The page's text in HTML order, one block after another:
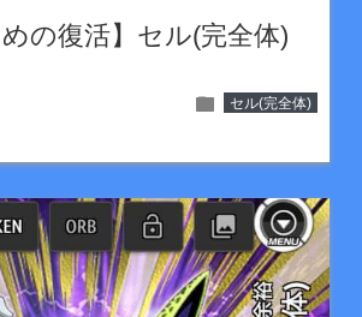
めの復活】セル(完全体)
folder セル(完全体)